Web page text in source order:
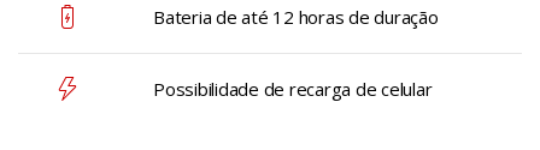
Bateria de até 12 horas de duração
Possibilidade de recarga de celular